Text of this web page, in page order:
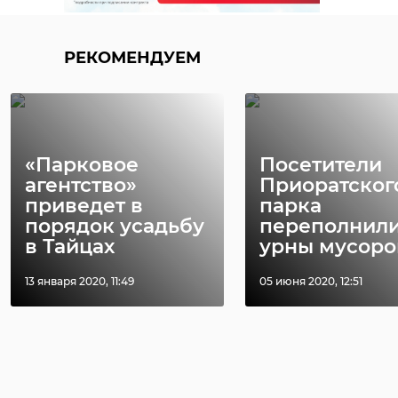
РЕКОМЕНДУЕМ
«Парковое
агентство»
приведет в
порядок усадьбу
в Тайцах
13 января 2020, 11:49
Посетители
парка
урны
05 июня 2020, 12:51